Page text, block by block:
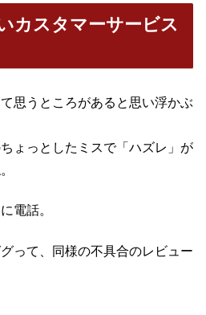
カスタマーサービス
思うところがあると思い浮かぶ
ょっとしたミスで「ハズレ」が
電話。
って、同様の不具合のレビュー